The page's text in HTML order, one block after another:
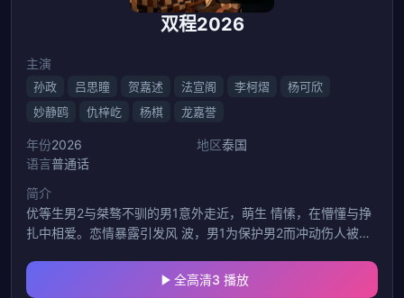
双程2026
主演
孙政 吕思瞳 贺嘉述 法宣阁 李柯熠
杨可欣
妙静鸥
仇梓屹 杨棋 龙嘉誉
年份2026 地区泰国
语言普通话
简介
优等生男2与桀骜不驯的男1意外走近，萌生 情愫，在懵懂与挣
扎中相爱。恋情暴露引发风 波，男1为保护男2而冲动伤人被家
职场重達已是总裁的男1，
全高清3 播放